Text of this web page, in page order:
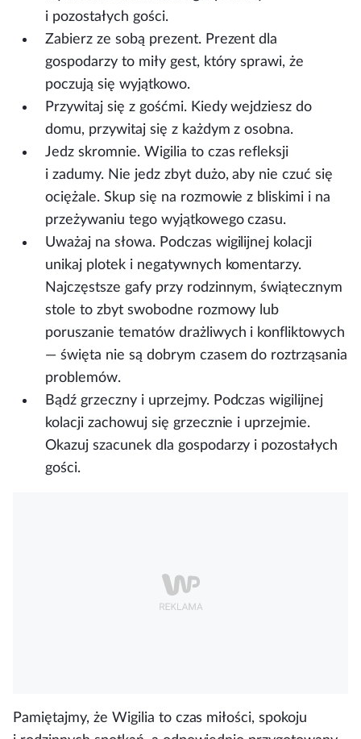
i pozostałych gości.
Zabierz ze sobą prezent. Prezent dla
gospodarzy to miły gest, który sprawi, że
poczują się wyjątkowo.
Przywitaj się z gośćmi. Kiedy wejdziesz do
domu, przywitaj się z każdym z osobna.
Jedz skromnie. Wigilia to czas refleksji
i zadumy. Nie jedz zbyt dużo, aby nie czuć się
ociężale. Skup się na rozmowie z bliskimi i na
przeżywaniu tego wyjątkowego czasu.
Uważaj na słowa. Podczas wigilijnej kolacji
unikaj plotek i negatywnych komentarzy.
Najczęstsze gafy przy rodzinnym, świątecznym
stole to zbyt swobodne rozmowy lub
poruszanie tematów drażliwych i konfliktowych
— święta nie są dobrym czasem do roztrząsania
problemów.
Bądź grzeczny i uprzejmy. Podczas wigilijnej
kolacji zachowuj się grzecznie i uprzejmie.
Okazuj szacunek dla gospodarzy i pozostałych
gości.
Pamiętajmy, że Wigilia to czas miłości, spokoju